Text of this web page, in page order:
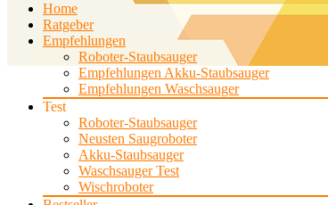
Home
Ratgeber
Empfehlungen
Roboter-Staubsauger
Empfehlungen Akku-Staubsauger
Empfehlungen Waschsauger
Test
Roboter-Staubsauger
Neusten Saugroboter
Akku-Staubsauger
Waschsauger Test
Wischroboter